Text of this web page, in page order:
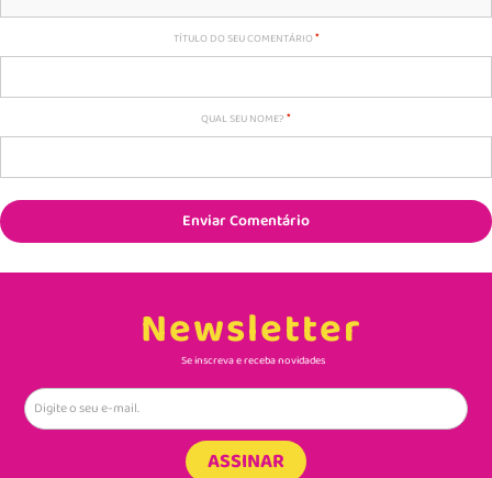
TÍTULO DO SEU COMENTÁRIO
QUAL SEU NOME?
Enviar Comentário
Newsletter
Se inscreva e receba novidades
ASSINAR